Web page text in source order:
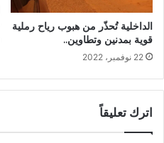
الداخلية تُحذّر من هبوب رياح رملية
قوية بمدنين وتطاوين..
22 نوفمبر، 2022
اترك تعليقاً